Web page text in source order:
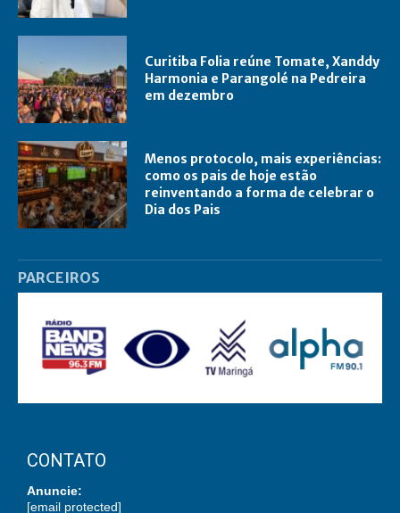
Curitiba Folia reúne Tomate, Xanddy
Harmonia e Parangolé na Pedreira
em dezembro
Menos protocolo, mais experiências:
como os pais de hoje estão
reinventando a forma de celebrar o
Dia dos Pais
PARCEIROS
CONTATO
Anuncie:
[email protected]